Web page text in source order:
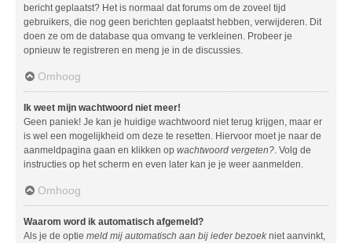
bericht geplaatst? Het is normaal dat forums om de zoveel tijd
gebruikers, die nog geen berichten geplaatst hebben, verwijderen. Dit
doen ze om de database qua omvang te verkleinen. Probeer je
opnieuw te registreren en meng je in de discussies.
Omhoog
Ik weet mijn wachtwoord niet meer!
Geen paniek! Je kan je huidige wachtwoord niet terug krijgen, maar er
is wel een mogelijkheid om deze te resetten. Hiervoor moet je naar de
aanmeldpagina gaan en klikken op wachtwoord vergeten?. Volg de
instructies op het scherm en even later kan je je weer aanmelden.
Omhoog
Waarom word ik automatisch afgemeld?
Als je de optie meld mij automatisch aan bij ieder bezoek niet aanvinkt,